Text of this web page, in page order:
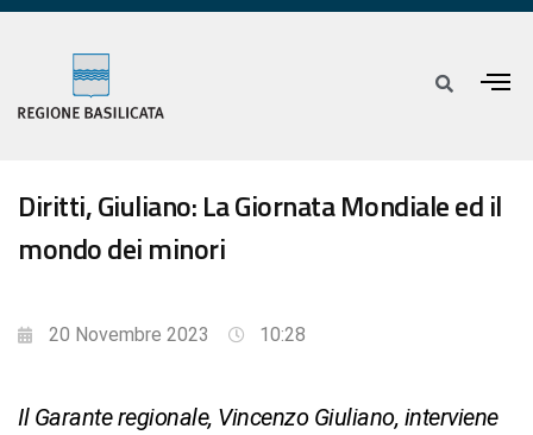
Diritti, Giuliano: La Giornata Mondiale ed il
mondo dei minori
20 Novembre 2023 10:28
Il Garante regionale, Vincenzo Giuliano, interviene